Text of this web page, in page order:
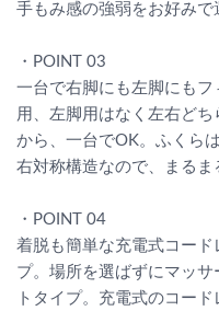
手もみ感の強弱をお好みで
・POINT 03
一台で右脚にも左脚にも
用、左脚用はなく左右ど
から、一台でOK。ふくら
右対称構造なので、まるま
・POINT 04
着脱も簡単な充電式コー
プ。場所を選ばずにマッ
トタイプ。充電式のコー